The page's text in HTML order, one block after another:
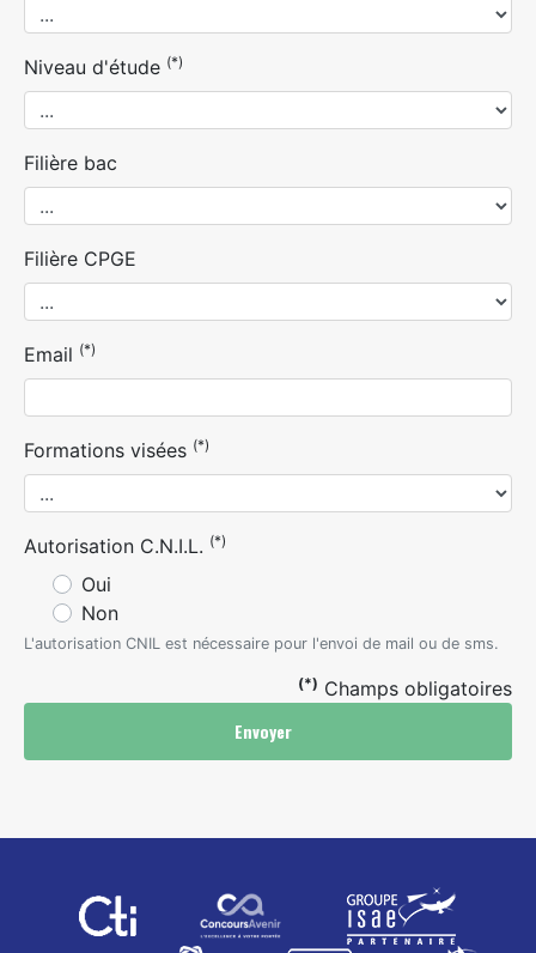
Niveau d'étude (*)
Filière bac
Filière CPGE
Email (*)
Formations visées (*)
Autorisation C.N.I.L. (*)
Oui
Non
L'autorisation CNIL est nécessaire pour l'envoi de mail ou de sms.
(*) Champs obligatoires
Envoyer